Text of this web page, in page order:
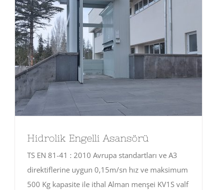
Hidrolik Engelli Asansörü
TS EN 81-41 : 2010 Avrupa standartları ve A3
direktiflerine uygun 0,15m/sn hız ve maksimum
500 Kg kapasite ile ithal Alman menşei KV1S valf